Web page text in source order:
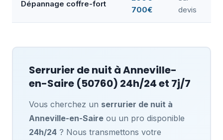
Dépannage coffre-fort
700€
devis
Serrurier de nuit àAnneville-
en-Saire(50760) 24h/24 et 7j/7
Vous cherchez un serrurier de nuit à
Anneville-en-Saireou un pro disponible
24h/24? Nous transmettons votre